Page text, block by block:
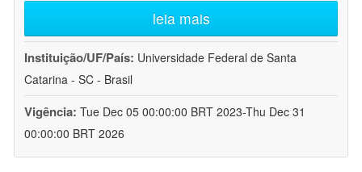
leia mais
Instituição/UF/País: Universidade Federal de Santa
Catarina - SC - Brasil
Vigência: Tue Dec 05 00:00:00 BRT 2023-Thu Dec 31
00:00:00 BRT 2026